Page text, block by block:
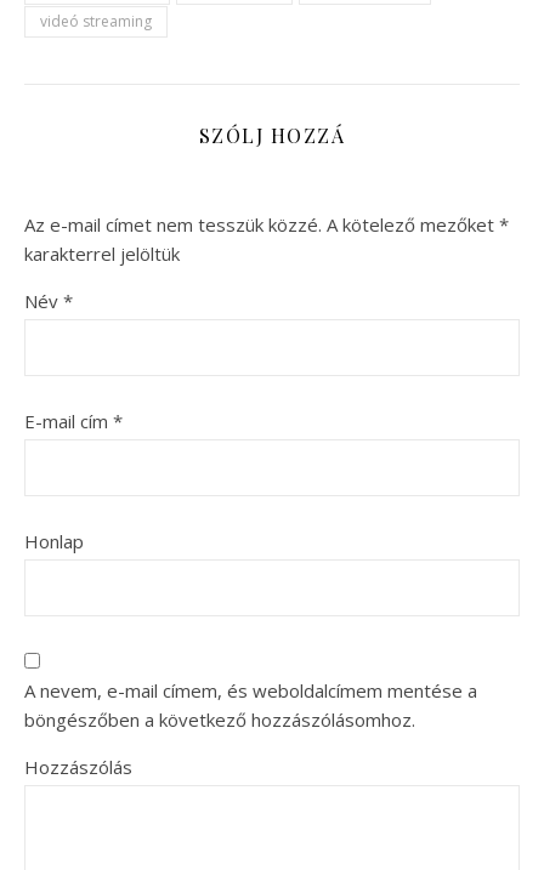
videó streaming
SZÓLJ HOZZÁ
Az e-mail címet nem tesszük közzé. A kötelező mezőket *
karakterrel jelöltük
Név *
E-mail cím *
Honlap
A nevem, e-mail címem, és weboldalcímem mentése a
böngészőben a következő hozzászólásomhoz.
Hozzászólás